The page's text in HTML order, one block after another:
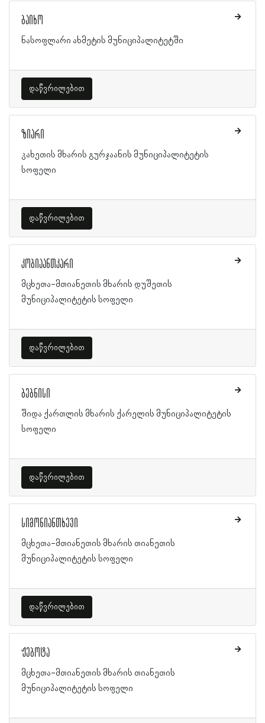
ბაიხო
ნასოფლარი ახმეტის მუნიციპალიტეტში
დაწვრილებით
ზიარი
კახეთის მხარის გურჯაანის მუნიციპალიტეტის
სოფელი
დაწვრილებით
კობიაანთკარი
მცხეთა-მთიანეთის მხარის დუშეთის
მუნიციპალიტეტის სოფელი
დაწვრილებით
ბებნისი
შიდა ქართლის მხარის ქარელის მუნიციპალიტეტის
სოფელი
დაწვრილებით
სიმონიანთხევი
მცხეთა-მთიანეთის მხარის თიანეთის
მუნიციპალიტეტის სოფელი
დაწვრილებით
ჟებოტა
მცხეთა-მთიანეთის მხარის თიანეთის
მუნიციპალიტეტის სოფელი